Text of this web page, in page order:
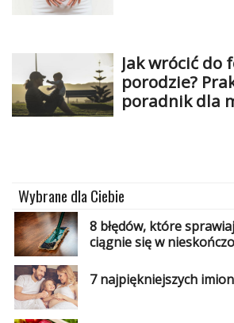
Jak wrócić do
porodzie?
poradnik dla
Wybrane dla Ciebie
8 błędów, które
ciągnie się w
7 najpiękniejszych